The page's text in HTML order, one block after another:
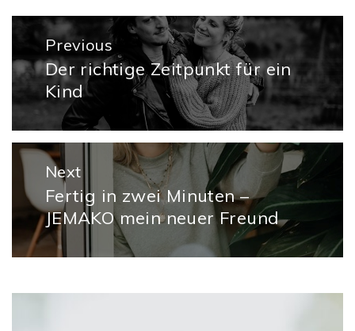
Beitragsnavigation
Previous
Previous
post:
Der richtige Zeitpunkt für ein
Kind
Next
Next
post:
Fertig in zwei Minuten –
JEMAKO mein neuer Freund